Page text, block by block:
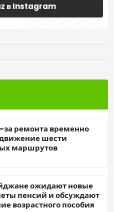
в Instagram
за ремонта временно
шести
маршрутов
ожидают новые
пенсий и обсуждают
возрастного пособия